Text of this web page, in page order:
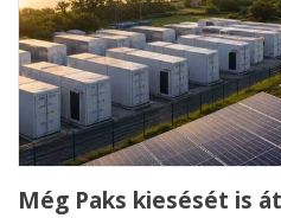
Még Paks kiesését is